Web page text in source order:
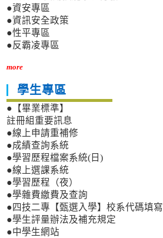
●資安專區
●資訊安全政策
●性平專區
●反霸凌專區
more
學生專區
●【畢業標準】
註冊組重要訊息
●線上申請重補修
●成績查詢系統
●學習歷程檔案系統(日)
●線上選課系統
●學習歷程（夜）
●學雜費繳費及查詢
●四技二專【甄選入學】校系代碼填寫
●學生評量辦法及補充規定
●中學生網站